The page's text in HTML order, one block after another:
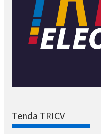
Tenda TRICV